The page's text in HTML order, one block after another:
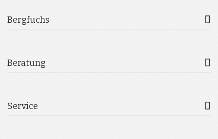
Bergfuchs
Beratung
Service